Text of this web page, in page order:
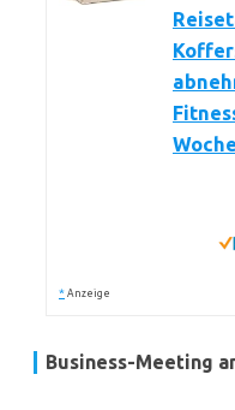
* Anzeige
Business-Meeting